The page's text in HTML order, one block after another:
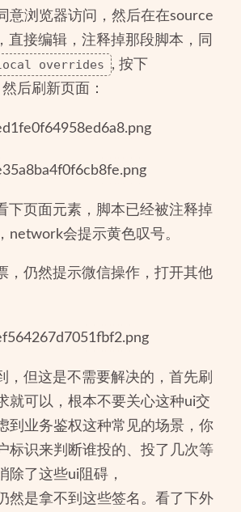
意浏览器访问，然后在在source
直接编辑，注释掉那段脚本，同
overrides , 按下
后刷新页面：
下页面元素，脚本已经被注释掉
network会提示黄色叹号。
，仍然提示微信操作，打开其他
，但这是不需要解决的，首先刷
就可以，根本不要关心这种ui交
到业务鉴权这种常见的场景，你
标识来判断谁投的、投了几次等
除了这些ui阻碍，
然是拿不到这些签名。看了下外